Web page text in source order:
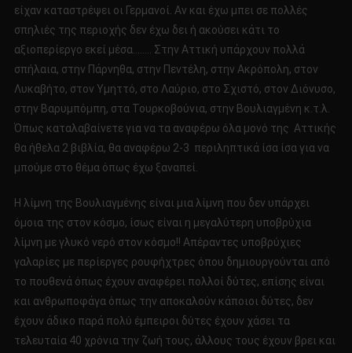
είχαν καταστρέψει οι Γερμανοί. Αν και έχω μπει σε πολλές
σπηλιές της περιοχής δεν έχω δει ή ακούσει κάτι το
αξιοπερίεργο εκεί μέσα…….. Στην Αττική υπάρχουν πολλά
σπήλαια, στην Πάρνηθα, στην Πεντέλη, στην Ακρόπολη, στον
Λυκαβήτο, στον Υμηττό, στο Λαύριο, στο Σχιστό, στον Διόνυσο,
στην Βαρυμπόμπη, στα Τουρκοβούνια, στην Βουλιαγμένη κ.τ.λ.
Όπως καταλαβαίνετε για να τα αναφέρω όλα μονό της Αττικής
θα ήθελα 2 βιβλία, θα αναφέρω 2-3 περιληπτικά ίσα ίσα για να
μπούμε στο θέμα όπως έχω ξαναπεί.
Η λίμνη της Βουλιαγμένης είναι μια λίμνη που δεν υπάρχει
όμοια της στον κόσμο, ίσως είναι η μεγαλύτερη υποβρύχια
λίμνη με γλυκό νερό στον κόσμο!! Απέραντες υποβρύχιες
γαλαρίες με περίεργες ρουφήχτρες όπου δημιουργούνται από
το πουθενά όπως έχουν αναφέρει πολλοί δύτες, επίσης είναι
και ανθρωποφάγα όπως την αποκαλούν κάποιοι δύτες, δεν
έχουν άδικο παρά πολύ έμπειροι δύτες έχουν χάσει τα
τελευταία 40 χρόνια την ζωή τους, άλλους τους έχουν βρει και